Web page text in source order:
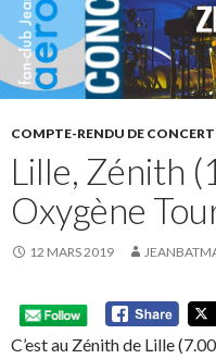
COMPTE-RENDU DE CONCERT
Lille, Zénith
Oxygène
12 MARS 2019
C’est au Zénith de Lille